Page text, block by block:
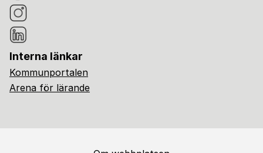
Interna länkar
Kommunportalen
Arena för lärande